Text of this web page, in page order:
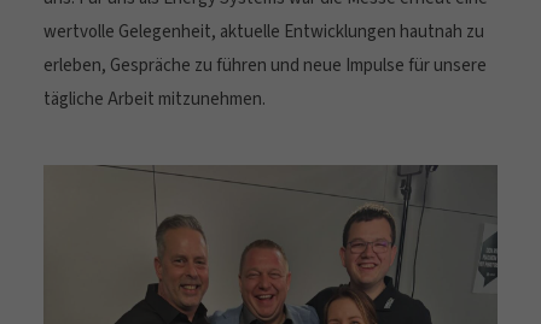
wertvolle Gelegenheit, aktuelle Entwicklungen hautnah zu
erleben, Gespräche zu führen und neue Impulse für unsere
tägliche Arbeit mitzunehmen.